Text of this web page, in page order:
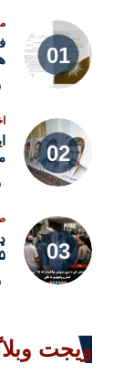
۱۱۵
ویجت